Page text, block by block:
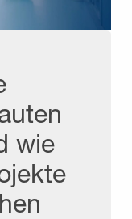
wie